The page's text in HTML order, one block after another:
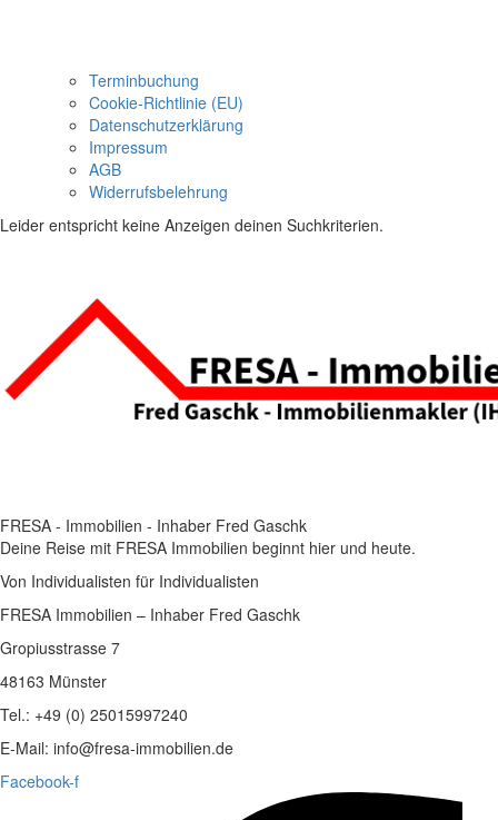
Terminbuchung
Cookie-Richtlinie (EU)
Datenschutzerklärung
Impressum
AGB
Widerrufsbelehrung
Leider entspricht keine Anzeigen deinen Suchkriterien.
FRESA - Immobilien - Inhaber Fred Gaschk
Deine Reise mit FRESA Immobilien beginnt hier und heute.
Von Individualisten für Individualisten
FRESA Immobilien – Inhaber Fred Gaschk
Gropiusstrasse 7
48163 Münster
Tel.: +49 (0) 25015997240
E-Mail: info@fresa-immobilien.de
Facebook-f